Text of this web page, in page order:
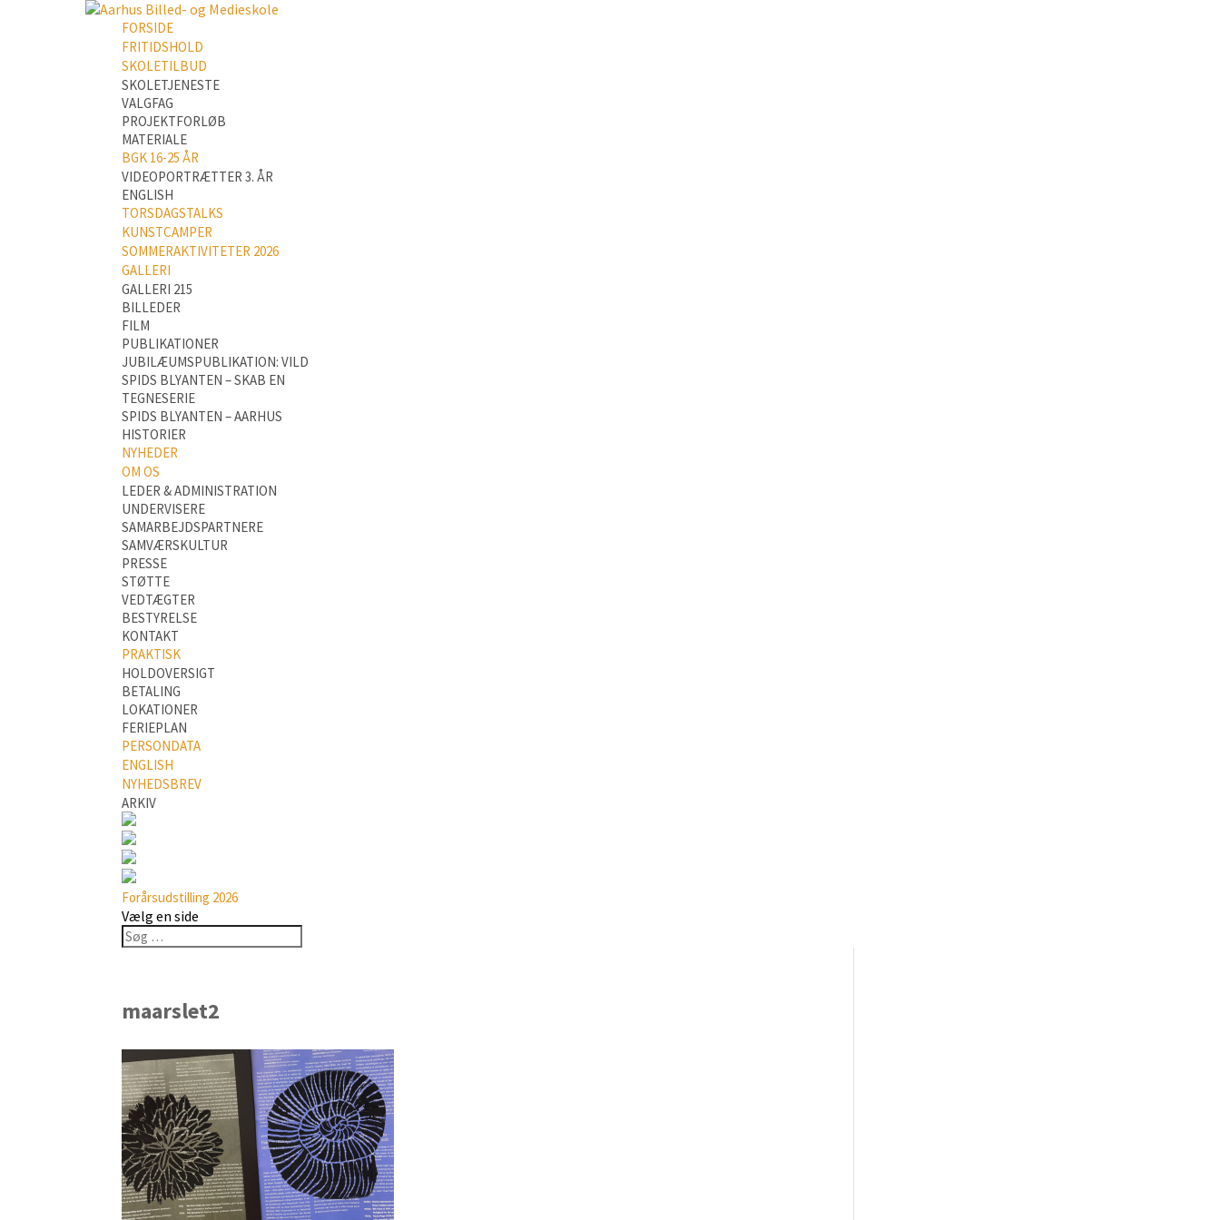
FORSIDE
FRITIDSHOLD
SKOLETILBUD
SKOLETJENESTE
VALGFAG
PROJEKTFORLØB
MATERIALE
BGK 16-25 ÅR
VIDEOPORTRÆTTER 3. ÅR
ENGLISH
TORSDAGSTALKS
KUNSTCAMPER
SOMMERAKTIVITETER 2026
GALLERI
GALLERI 215
BILLEDER
FILM
PUBLIKATIONER
JUBILÆUMSPUBLIKATION: VILD
SPIDS BLYANTEN – SKAB EN
TEGNESERIE
SPIDS BLYANTEN – AARHUS
HISTORIER
NYHEDER
OM OS
LEDER & ADMINISTRATION
UNDERVISERE
SAMARBEJDSPARTNERE
SAMVÆRSKULTUR
PRESSE
STØTTE
VEDTÆGTER
BESTYRELSE
KONTAKT
PRAKTISK
HOLDOVERSIGT
BETALING
LOKATIONER
FERIEPLAN
PERSONDATA
ENGLISH
NYHEDSBREV
ARKIV
Forårsudstilling 2026
Vælg en side
maarslet2